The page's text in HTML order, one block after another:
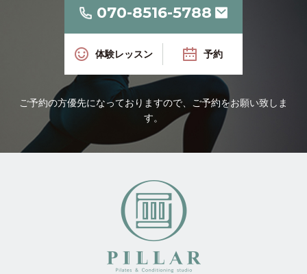
070-8516-5788
体験レッスン 予約
ご予約の方優先になっておりますので、ご予約をお願い致しま
す。